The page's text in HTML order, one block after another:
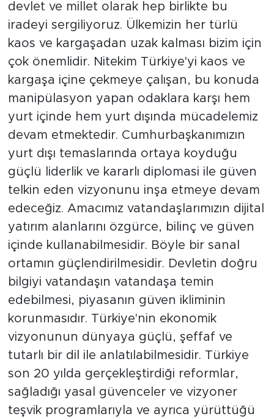
devlet ve millet olarak hep birlikte bu
iradeyi sergiliyoruz. Ülkemizin her türlü
kaos ve kargaşadan uzak kalması bizim için
çok önemlidir. Nitekim Türkiye'yi kaos ve
kargaşa içine çekmeye çalışan, bu konuda
manipülasyon yapan odaklara karşı hem
yurt içinde hem yurt dışında mücadelemiz
devam etmektedir. Cumhurbaşkanımızın
yurt dışı temaslarında ortaya koyduğu
güçlü liderlik ve kararlı diplomasi ile güven
telkin eden vizyonunu inşa etmeye devam
edeceğiz. Amacımız vatandaşlarımızın dijital
yatırım alanlarını özgürce, bilinç ve güven
içinde kullanabilmesidir. Böyle bir sanal
ortamın güçlendirilmesidir. Devletin doğru
bilgiyi vatandaşın vatandaşa temin
edebilmesi, piyasanın güven ikliminin
korunmasıdır. Türkiye'nin ekonomik
vizyonunun dünyaya güçlü, şeffaf ve
tutarlı bir dil ile anlatılabilmesidir. Türkiye
son 20 yılda gerçekleştirdiği reformlar,
sağladığı yasal güvenceler ve vizyoner
teşvik programlarıyla ve ayrıca yürüttüğü